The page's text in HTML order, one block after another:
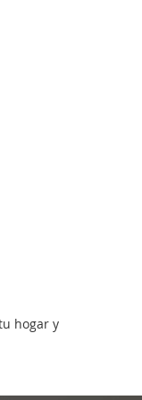
hogar y